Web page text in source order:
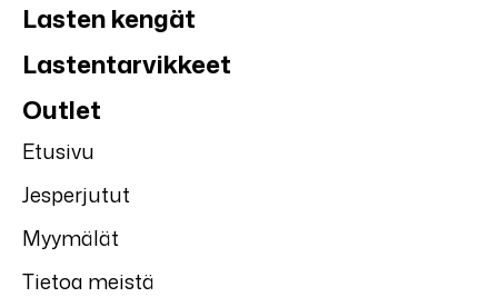
Lasten kengät
Lastentarvikkeet
Outlet
Etusivu
Jesperjutut
Myymälät
Tietoa meistä